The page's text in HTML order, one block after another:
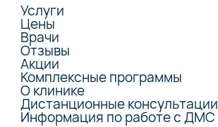
Услуги
Цены
Врачи
Отзывы
Акции
Комплексные программы
О клинике
Дистанционные консультации
Информация по работе с ДМС